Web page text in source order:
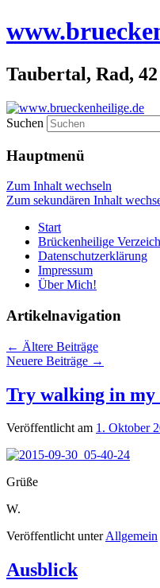
Taubertal, Rad,
Suchen
Hauptmenü
Zum Inhalt wechseln
Zum sekundären Inhalt
Start
Brückenheilige
Datenschutzerklärung
Impressum
Über Mich!
Artikelnavigation
← Ältere Beiträge
Neuere Beiträge →
Try walking in my
Veröffentlicht am 1. Oktober
Grüße
W.
Veröffentlicht unterAllgemein
Ausblick